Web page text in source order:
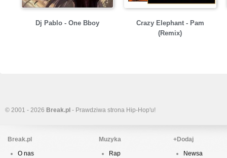
Dj Pablo - One Bboy
Crazy Elephant - Pam
(Remix)
© 2001 - 2026 Break.pl - Prawdziwa strona Hip-Hop'u!
Break.pl
O nas
Muzyka
Rap
+Dodaj
Newsa